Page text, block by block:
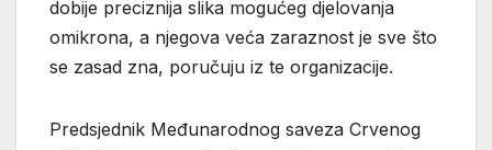
dobije preciznija slika mogućeg djelovanja
omikrona, a njegova veća zaraznost je sve što
se zasad zna, poručuju iz te organizacije.
Predsjednik Međunarodnog saveza Crvenog